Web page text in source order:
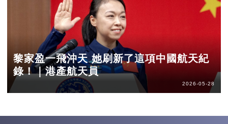
黎家盈一飛沖天 她刷新了這項中國航天紀
錄！｜港產航天員
2026-05-28